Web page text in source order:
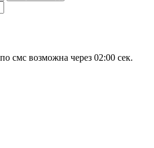
смс возможна через 02:00 сек.